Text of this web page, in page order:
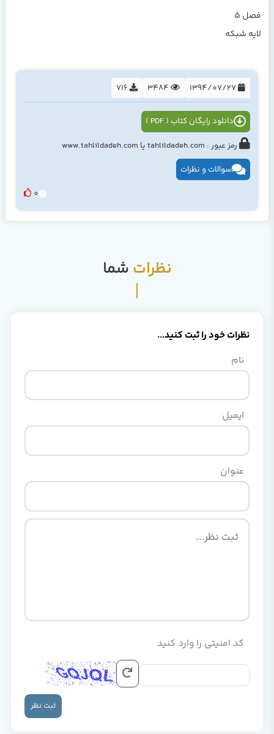
فصل 5
لايه شبكه
1394/07/27
716
دانلود رایگان کتاب ( PDF )
رمز عبور : tahlildadeh.com یا www.tahlildadeh.com
سوالات و نظرات
0
نظرات شما
نظرات خود را ثبت کنید...
نام
ایمیل
عنوان
کد امنیتی را وارد کنید
ثبت نظر